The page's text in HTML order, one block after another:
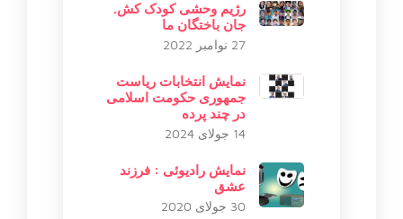
رژیم وحشی کودک کش.
جان باختگان ما
27 نوامبر 2022
نمایش انتخابات ریاست
جمهوری حکومت اسلامی
در چند پرده
14 جولای 2024
نمایش رادیوئی : فرزند
عشق
30 جولای 2020